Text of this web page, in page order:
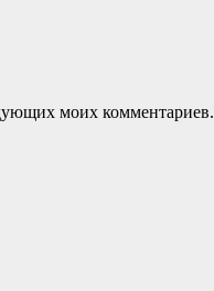
моих комментариев.